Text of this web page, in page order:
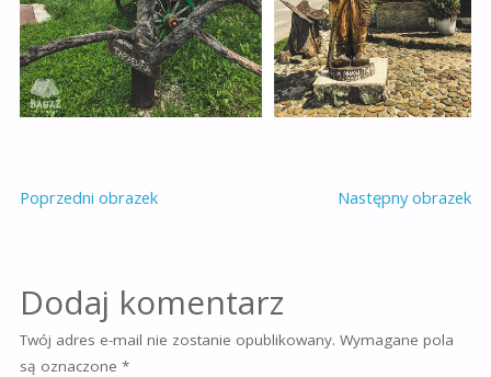
Poprzedni obrazek Następny obrazek
Dodaj komentarz
Twój adres e-mail nie zostanie opublikowany. Wymagane pola
są oznaczone *